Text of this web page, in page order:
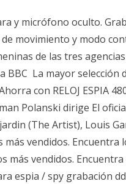
y micrófono oculto.
movimiento y modo
de las tres
BBC La mayor selección
con RELOJ ESPIA
Polanski dirige El
(The Artist), Louis
más vendidos.
más vendidos.
espia / spy grabación